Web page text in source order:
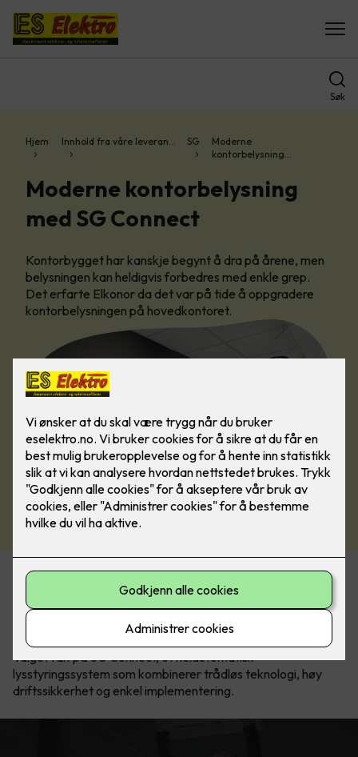
Søk
Hjem Innhold fra våre leveran… SG
Moderne
kontorbelysning…
Moderne kontorbelysning
med SG Connect
Kontorbygget har kanskje begynt å dra på årene, men
belysningen kan heldigvis forbedres med enkle grep.
Det erfarte Elkonor da det var på tide å oppgradere
kontorbelysningen på hovedkontoret.
Elkonor hadde flere ønsker da de skulle bytte ut
kontorbelysningen. Den nye løsningen måtte ha
styringsmuligheter, og lyskvaliteten måtte bli betraktelig
bedre – samtidig var det viktig å redusere energiforbruket.
Valget falt på SG Connect, et helautomatisk
lysstyringssystem som kombinerer trådløs teknologi, høy
driftssikkerhet og enkel implementering.